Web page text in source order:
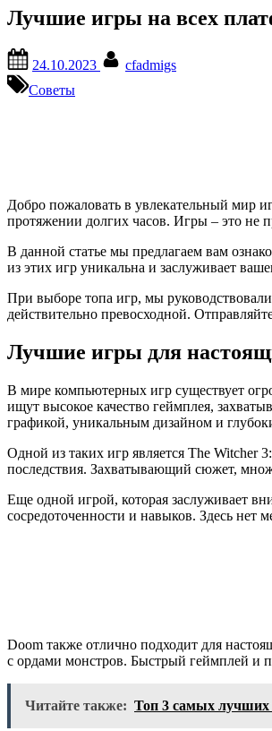
Лучшие игры на всех
on
24.10.2023
cfadmigs
Советы
Добро пожаловать в увлекательный мир
протяжении долгих часов. Игры – это не
В данной статье мы предлагаем вам
из этих игр уникальна и заслуживает
При выборе топа игр, мы
действительно превосходной.
Лучшие игры для
В мире компьютерных игр существует
ищут высокое качество геймплея,
графикой, уникальным дизайном и
Одной из таких игр является The Witcher
последствия. Захватывающий сюжет,
Еще одной игрой, которая заслуживает
сосредоточенности и навыков. Здесь нет
Doom также отлично подходит для
с ордами монстров. Быстрый геймплей и
Читайте также: Топ 3 самых лучших